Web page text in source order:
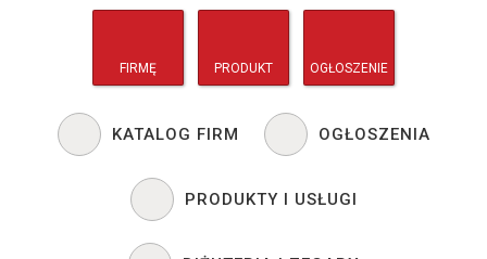
FIRMĘ PRODUKT OGŁOSZENIE
KATALOG FIRM OGŁOSZENIA
PRODUKTY I USŁUGI